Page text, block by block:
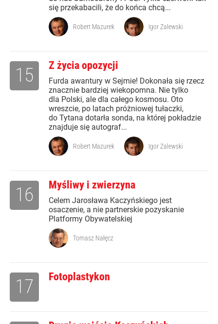
się przekabacili, że do końca chcą...
Robert Mazurek Igor Zalewski
Z życia opozycji
Furda awantury w Sejmie! Dokonała się rzecz
znacznie bardziej wiekopomna. Nie tylko
dla Polski, ale dla całego kosmosu. Oto
wreszcie, po latach próżniowej tułaczki,
do Tytana dotarła sonda, na której pokładzie
znajduje się autograf...
15
Robert Mazurek Igor Zalewski
Myśliwy i zwierzyna
Celem Jarosława Kaczyńskiego jest
osaczenie, a nie partnerskie pozyskanie
Platformy Obywatelskiej
16
Tomasz Nałęcz
Fotoplastykon
17